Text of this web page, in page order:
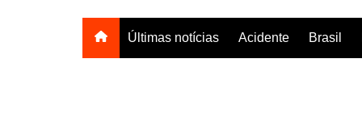
Últimas notícias Acidente Brasil